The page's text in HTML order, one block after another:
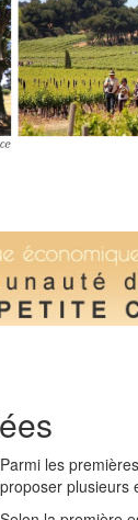
Parmi les
proposer plusieurs